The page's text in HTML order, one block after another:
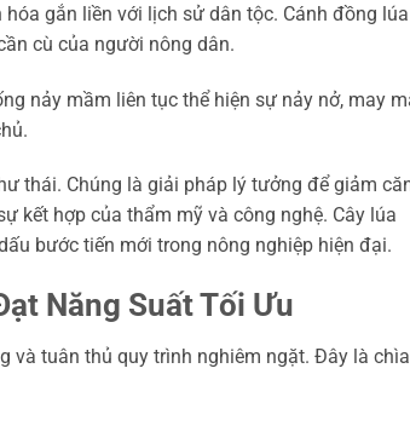
gắn liền với lịch sử dân tộc. Cánh đồng lúa
cù của người nông dân.
nảy mầm liên tục thể hiện sự nảy nở, may
thái. Chúng là giải pháp lý tưởng để giảm
kết hợp của thẩm mỹ và công nghệ. Cây lúa
bước tiến mới trong nông nghiệp hiện đại.
Năng Suất Tối Ưu
và tuân thủ quy trình nghiêm ngặt. Đây là chìa